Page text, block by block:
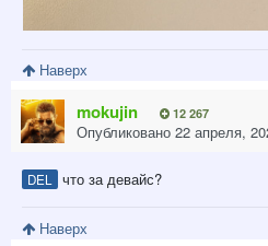
Наверх
mokujin 12 267
Опубликовано 22 апреля,
DEL что за девайс?
Наверх